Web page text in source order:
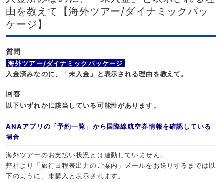
由を教えて【海外ツアー/ダイナミックパッ
ケージ】
質問
海外ツアー/ダイナミックパッケージ
入金済みなのに、「未入金」と表示される理由を教えて。
回答
以下いずれかに該当している可能性があります。
ANAアプリの「予約一覧」から国際線航空券情報を確認している
場合
海外ツアーのお支払い状況とは連動していません。
弊社より「旅行日程表出力のご案内」メールをお送りするまでは以
下のように、未購入と表示されます。